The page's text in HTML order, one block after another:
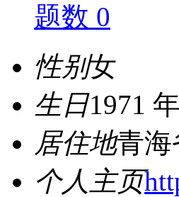
题数 0
性别女
生日1971
居住地青海
个人主页